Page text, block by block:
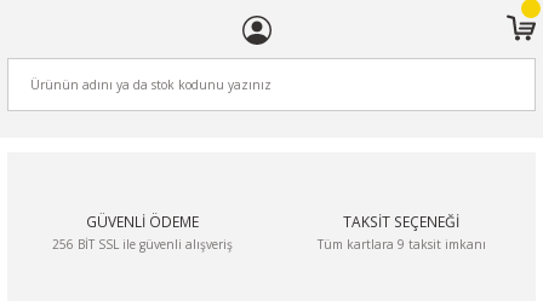
GÜVENLİ ÖDEME
256 BİT SSL ile güvenli alışveriş
TAKSİT SEÇENEĞİ
Tüm kartlara 9 taksit imkanı